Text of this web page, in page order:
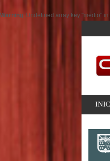
Warning: Undefined array key "medio" in